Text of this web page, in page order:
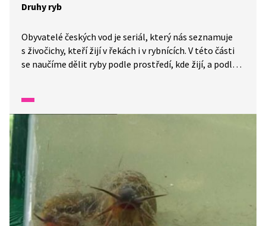
Druhy ryb
Obyvatelé českých vod je seriál, který nás seznamuje
s živočichy, kteří žijí v řekách i v rybnících. V této části
se naučíme dělit ryby podle prostředí, kde žijí, a podle